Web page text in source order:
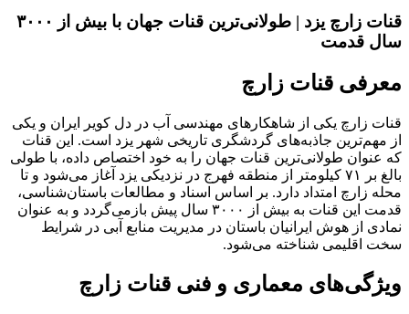
قنات زارچ یزد | طولانی‌ترین قنات جهان با بیش از ۳۰۰۰
سال قدمت
معرفی قنات زارچ
قنات زارچ یکی از شاهکارهای مهندسی آب در دل کویر ایران و یکی
از مهم‌ترین جاذبه‌های گردشگری تاریخی شهر یزد است. این قنات
که عنوان طولانی‌ترین قنات جهان را به خود اختصاص داده، با طولی
بالغ بر ۷۱ کیلومتر از منطقه فهرج در نزدیکی یزد آغاز می‌شود و تا
محله زارچ امتداد دارد. بر اساس اسناد و مطالعات باستان‌شناسی،
قدمت این قنات به بیش از ۳۰۰۰ سال پیش بازمی‌گردد و به عنوان
نمادی از هوش ایرانیان باستان در مدیریت منابع آبی در شرایط
سخت اقلیمی شناخته می‌شود.
ویژگی‌های معماری و فنی قنات زارچ